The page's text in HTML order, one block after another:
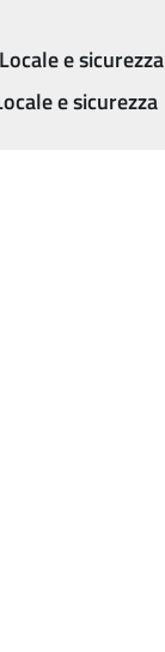
e sicurezza
e sicurezza